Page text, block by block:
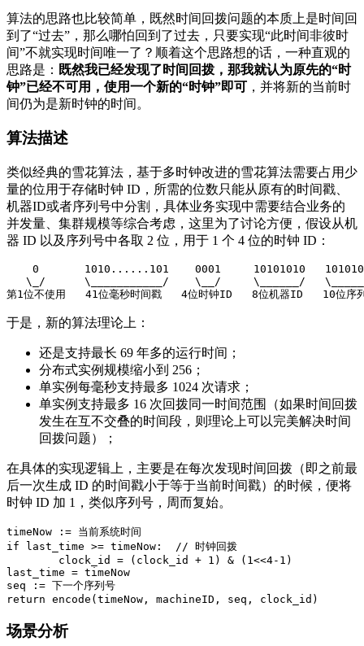
算法的思路也比较简单，既然时间回拨问题的本质上是时间回
到了“过去”，那么哪怕回到了过去，只要实现“此时间非彼时
间”不就实现时间唯一了？顺着这个思路想的话，一种直观的
思路是： 既然我已经发现了时间回拨，那我就认为原先的“时
钟”已经不可用，使用一个新的“时钟”即可 ，并将新的当前时
间仍为是新时钟的时间。
算法描述
类似经典的雪花算法，基于多时钟改进的雪花算法需要占用少
量的位用于存储时钟 ID，所需的位数只能从原有的时间戳、
机器ID或者序列号中分割，具体业务实现中需要结合业务的
并发量、集群规模等综合考虑，这里为了讨论方便，假设从机
器 ID 以及序列号中各取 2 位，用于 1 个 4 位的时钟 ID：
0 1010. .... .101 0001 10101010
\
/ \ / \ / \ / \
第1位不使用
41 位毫秒时间戳 4位时钟ID 8位机器ID 10位序
于是，新的算法理论上：
还是支持最长 69 年多的运行时间；
分布式实例规模缩小到 256；
单实例每毫秒支持最多 1024 次请求；
单实例支持最多 16 次回拨同一时间范围（如果时间回拨
发生在互不交叠的时间段，则理论上可以完美解决时间
回拨问题）；
在具体的实现逻辑上，主要是在每次发现时间回拨（即之前最
后一次生成 ID 的时间戳小于等于当前时间戳）的时候，便将
时钟 ID 加 1，类似序列号，周而复始。
timeNow := 当前系统时间
if
last_time >= timeNow :
// 时钟回拨
clock_id
= ( clock_id + 1 ) & ( 1 <<4- 1 )
last_time = timeNow
seq
:= 下一个序列号
return encode ( timeNow , machineID , seq , clock_id )
场景分析